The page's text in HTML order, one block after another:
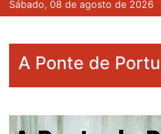
Sábado, 08 de agosto de 2026
A Ponte de